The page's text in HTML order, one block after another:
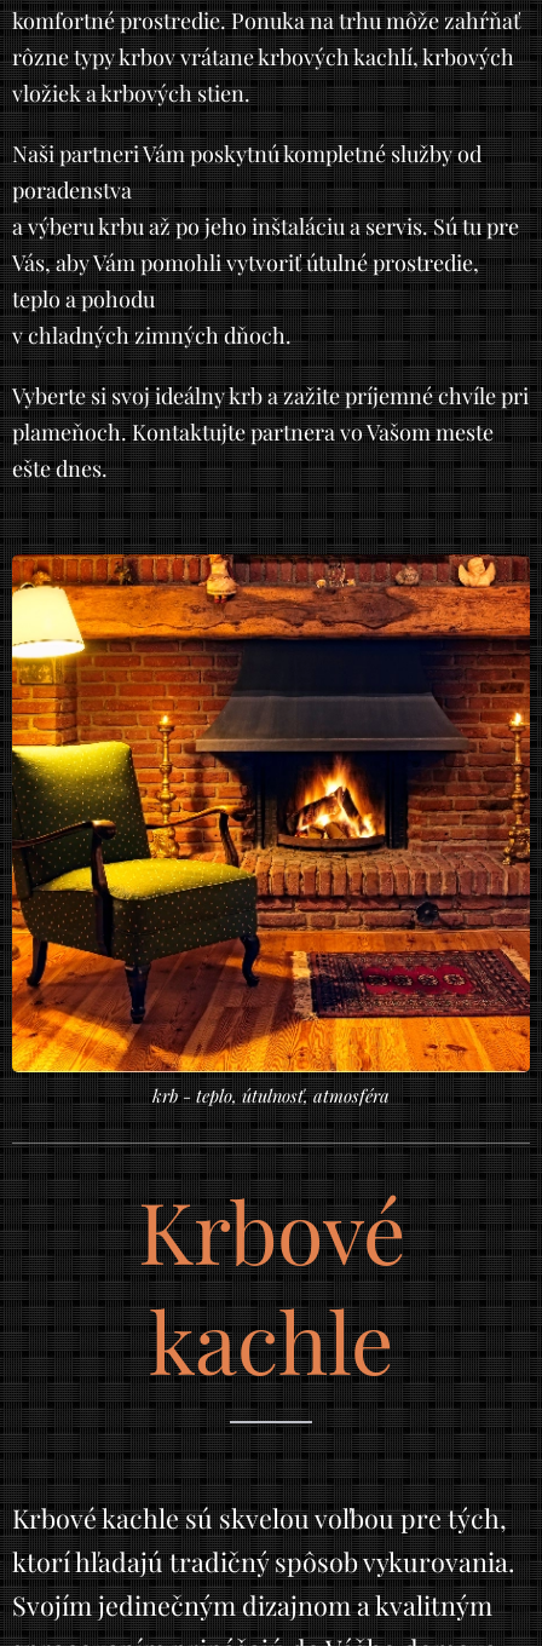
komfortné prostredie. Ponuka na trhu môže zahŕňať
rôzne typy krbov vrátane krbových kachlí, krbových
vložiek a krbových stien.
Naši partneri Vám poskytnú kompletné služby od
poradenstva
a výberu krbu až po jeho inštaláciu a servis. Sú tu pre
Vás, aby Vám pomohli vytvoriť útulné prostredie,
teplo a pohodu
v chladných zimných dňoch.
Vyberte si svoj ideálny krb a zažite príjemné chvíle pri
plameňoch. Kontaktujte partnera vo Vašom meste
ešte dnes.
krb - teplo, útulnosť, atmosféra
Krbové
kachle
Krbové kachle sú skvelou voľbou pre tých,
ktorí hľadajú tradičný spôsob vykurovania.
Svojím jedinečným dizajnom a kvalitným